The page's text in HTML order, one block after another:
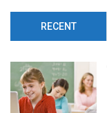
RECENT